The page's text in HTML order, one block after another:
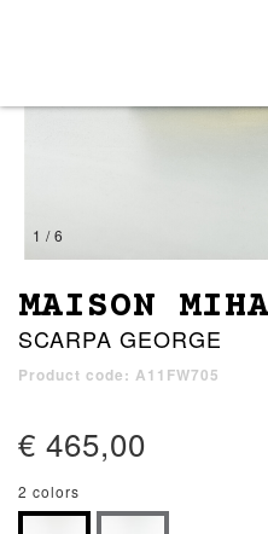
1 / 6
MAISON
SCARPA GEORGE
Product code: A11FW705
€ 465,00
2 colors